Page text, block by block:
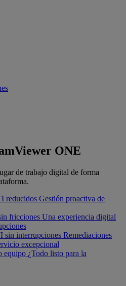
ONE
de trabajo digital de forma
reducidos Gestión proactiva de
fricciones Una experiencia digital
sin interrupciones Remediaciones
excepcional
equipo ¿Todo listo para la